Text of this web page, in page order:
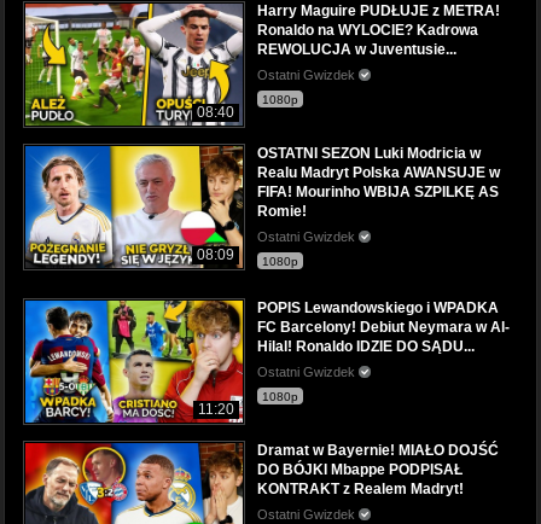
08:40
Harry Maguire PUDŁUJE z METRA!
Ronaldo na WYLOCIE? Kadrowa
REWOLUCJA w Juventusie...
Ostatni Gwizdek
1080p
08:09
OSTATNI SEZON Luki Modricia w
Realu Madryt Polska AWANSUJE w
FIFA! Mourinho WBIJA SZPILKĘ AS
Romie!
Ostatni Gwizdek
1080p
11:20
POPIS Lewandowskiego i WPADKA
FC Barcelony! Debiut Neymara w Al-
Hilal! Ronaldo IDZIE DO SĄDU...
Ostatni Gwizdek
1080p
Dramat w Bayernie! MIAŁO DOJŚĆ
DO BÓJKI Mbappe PODPISAŁ
KONTRAKT z Realem Madryt!
Ostatni Gwizdek